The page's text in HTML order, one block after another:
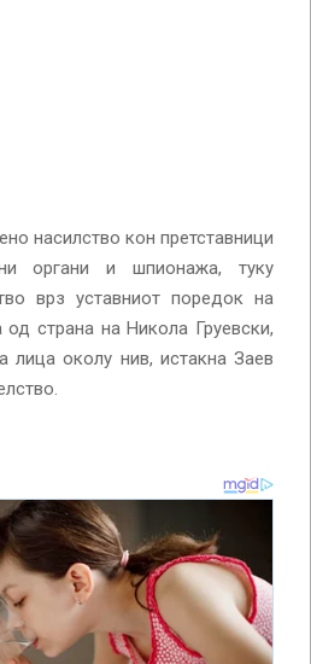
насилство кон претставници
органи и шпионажа, туку
врз уставниот поредок на
страна на Никола Груевски,
лица околу нив, истакна Заев